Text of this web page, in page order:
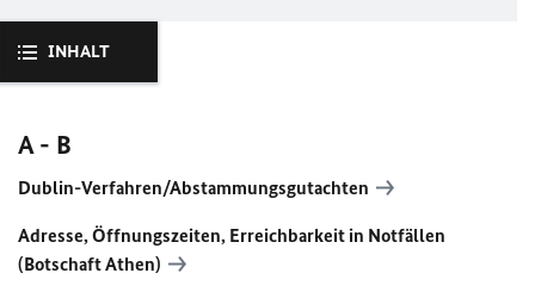
INHALT
A - B
Dublin-Verfahren/Abstammungsgutachten
Adresse, Öffnungszeiten, Erreichbarkeit in Notfällen
(Botschaft Athen)